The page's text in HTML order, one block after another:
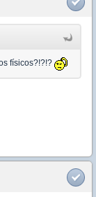
físicos?!?!?